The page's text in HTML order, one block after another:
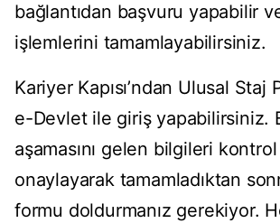
bağlantıdan başvuru yapabilir
işlemlerini tamamlayabilirsiniz.
Kariyer Kapısı’ndan Ulusal Staj
e-Devlet ile giriş yapabilirsiniz.
aşamasını gelen bilgileri
onaylayarak tamamladıktan
formu doldurmanız gerekiyor.